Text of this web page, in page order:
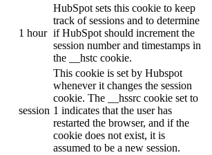
1 hour
HubSpot sets this cookie to keep
track of sessions and to determine
if HubSpot should increment the
session number and timestamps in
the __hstc cookie.
session
This cookie is set by Hubspot
whenever it changes the session
cookie. The __hssrc cookie set to
1 indicates that the user has
restarted the browser, and if the
cookie does not exist, it is
assumed to be a new session.